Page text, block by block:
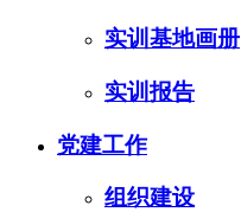
实训基地画册
实训报告
党建工作
组织建设